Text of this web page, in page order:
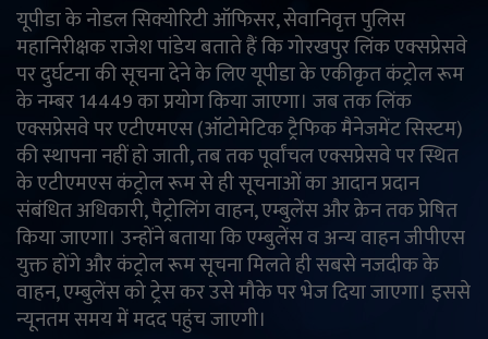
यूपीडा के नोडल सिक्योरिटी ऑफिसर, सेवानिवृत्त पुलिस
महानिरीक्षक राजेश पांडेय बताते हैं कि गोरखपुर लिंक एक्सप्रेसवे
पर दुर्घटना की सूचना देने के लिए यूपीडा के एकीकृत कंट्रोल रूम
के नम्बर 14449 का प्रयोग किया जाएगा। जब तक लिंक
एक्सप्रेसवे पर एटीएमएस (ऑटोमेटिक ट्रैफिक मैनेजमेंट सिस्टम)
की स्थापना नहीं हो जाती, तब तक पूर्वांचल एक्सप्रेसवे पर स्थित
के एटीएमएस कंट्रोल रूम से ही सूचनाओं का आदान प्रदान
संबंधित अधिकारी, पैट्रोलिंग वाहन, एम्बुलेंस और क्रेन तक प्रेषित
किया जाएगा। उन्होंने बताया कि एम्बुलेंस व अन्य वाहन जीपीएस
युक्त होंगे और कंट्रोल रूम सूचना मिलते ही सबसे नजदीक के
वाहन, एम्बुलेंस को ट्रेस कर उसे मौके पर भेज दिया जाएगा। इससे
न्यूनतम समय में मदद पहुंच जाएगी।